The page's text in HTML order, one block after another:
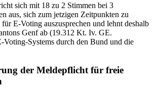
sich mit 18 zu 2 Stimmen bei 3
aus, sich zum jetzigen Zeitpunkten zu
E-Voting auszusprechen und lehnt deshalb
Genf ab (19.312 Kt. Iv. GE.
Voting-Systems durch den Bund und die
der Meldepflicht für freie